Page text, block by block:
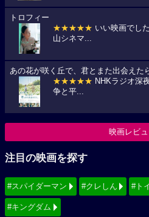
トロフィー
★★★★★ いい映画でし
山シネマ...
あの花が咲く丘で、君とまた出会えた
★★★★★ NHKラジオ深
争と平...
映画レビ
注目の映画を探す
#スパイダーマン #クレしん #ト
#キングダム